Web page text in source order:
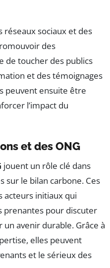
réseaux sociaux et des
des
de toucher des publics
et des témoignages
peuvent ensuite être
l’impact du
et des ONG
jouent un rôle clé dans
sur le bilan carbone. Ces
acteurs initiaux qui
prenantes pour discuter
avenir durable. Grâce à
elles peuvent
et le sérieux des